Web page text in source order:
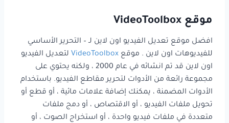
موقع VideoToolbox
افضل موقع تعديل الفيديو اون لاين لـ – التحرير الأساسي
للفيديوهات اون لاين . موقع VideoToolbox لتعديل الفيديو
اون لاين قد تم انشائه في عام 2000 ، ولكنه يحتوي على
مجموعة رائعة من الأدوات لتحرير مقاطع الفيديو. باستخدام
الأدوات المضمنة ، يمكنك إضافة علامات مائية ، أو قطع أو
تحويل ملفات الفيديو ، أو الاقتصاص ، أو دمج ملفات
متعددة في ملفات فيديو واحدة ، أو استخراج الصوت ، أو